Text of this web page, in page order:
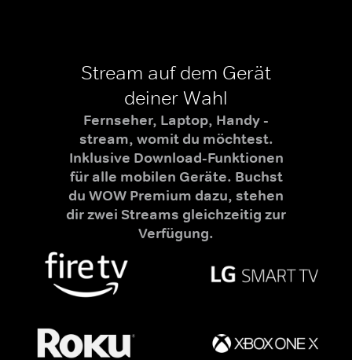
Stream auf dem Gerät
deiner Wahl
Fernseher, Laptop, Handy -
stream, womit du möchtest.
Inklusive Download-Funktionen
für alle mobilen Geräte. Buchst
du WOW Premium dazu, stehen
dir zwei Streams gleichzeitig zur
Verfügung.